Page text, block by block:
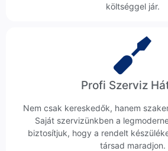
költséggel jár.
Profi Szerviz
Nem csak kereskedők, hanem
Saját szervizünkben a
biztosítjuk, hogy a rendelt
társad maradjon.